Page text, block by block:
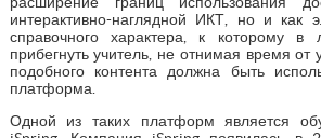
интерактивно-наглядной ИКТ, но и как
справочного характера, к которому
прибегнуть учитель, не отнимая время от
подобного контента должна быть
платформа.
Одной из таких платформ является